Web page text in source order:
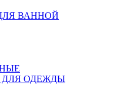
ВАННОЙ
ОДЕЖДЫ